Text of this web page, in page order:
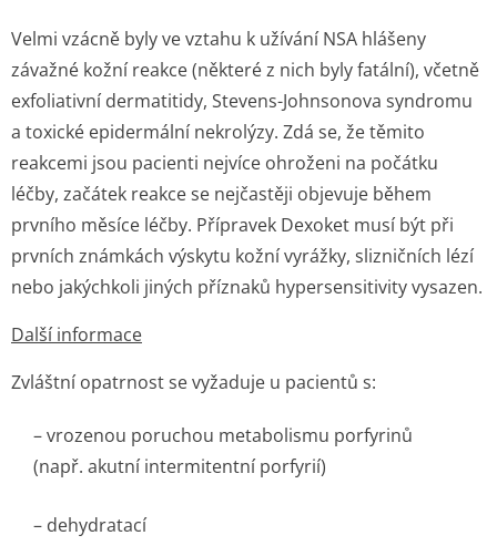
Velmi vzácně byly ve vztahu k užívání NSA hlášeny
závažné kožní reakce (některé z nich byly fatální), včetně
exfoliativní dermatitidy, Stevens-Johnsonova syndromu
a toxické epidermální nekrolýzy. Zdá se, že těmito
reakcemi jsou pacienti nejvíce ohroženi na počátku
léčby, začátek reakce se nejčastěji objevuje během
prvního měsíce léčby. Přípravek Dexoket musí být při
prvních známkách výskytu kožní vyrážky, slizničních lézí
nebo jakýchkoli jiných příznaků hypersensitivity vysazen.
Další informace
Zvláštní opatrnost se vyžaduje u pacientů s:
– vrozenou poruchou metabolismu porfyrinů
(např. akutní intermitentní porfyrií)
– dehydratací